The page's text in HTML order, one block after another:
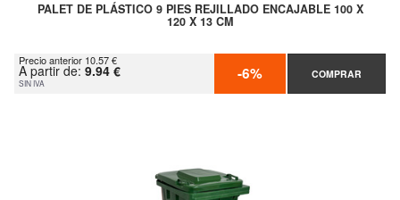
PALET DE PLÁSTICO 9 PIES REJILLADO ENCAJABLE 100 X
120 X 13 CM
Precio anterior 10.57 €
A partir de: 9.94 €
SIN IVA -6% COMPRAR